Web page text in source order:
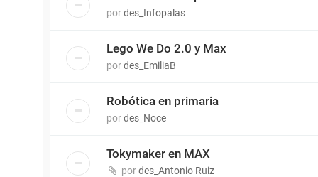
pordes_Infopalas
Lego We Do 2.0 y Max
pordes_EmiliaB
Robótica en primaria
pordes_Noce
Tokymaker en MAX
pordes_Antonio Ruiz